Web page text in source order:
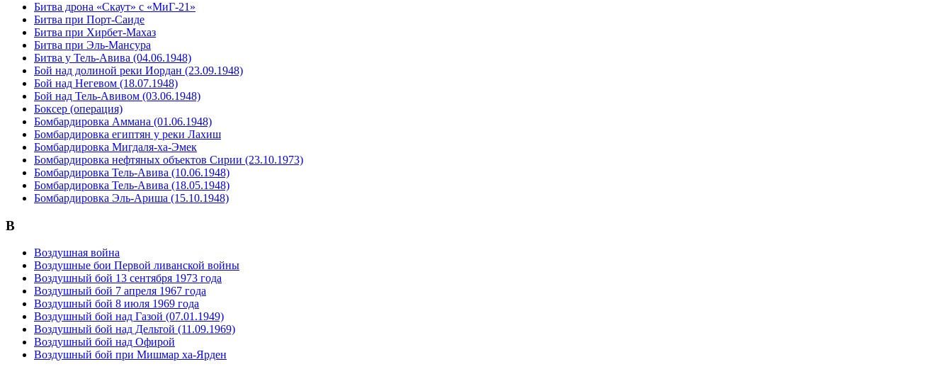
Битва дрона «Скаут» с «МиГ-21»
Битва при Порт-Саиде
Битва при Хирбет-Махаз
Битва при Эль-Мансура
Битва у Тель-Авива (04.06.1948)
Бой над долиной реки Иордан (23.09.1948)
Бой над Негевом (18.07.1948)
Бой над Тель-Авивом (03.06.1948)
Боксер (операция)
Бомбардировка Аммана (01.06.1948)
Бомбардировка египтян у реки Лахиш
Бомбардировка Мигдаля-ха-Эмек
Бомбардировка нефтяных объектов Сирии (23.10.1973)
Бомбардировка Тель-Авива (10.06.1948)
Бомбардировка Тель-Авива (18.05.1948)
Бомбардировка Эль-Ариша (15.10.1948)
В
Воздушная война
Воздушные бои Первой ливанской войны
Воздушный бой 13 сентября 1973 года
Воздушный бой 7 апреля 1967 года
Воздушный бой 8 июля 1969 года
Воздушный бой над Газой (07.01.1949)
Воздушный бой над Дельтой (11.09.1969)
Воздушный бой над Офирой
Воздушный бой при Мишмар ха-Ярден